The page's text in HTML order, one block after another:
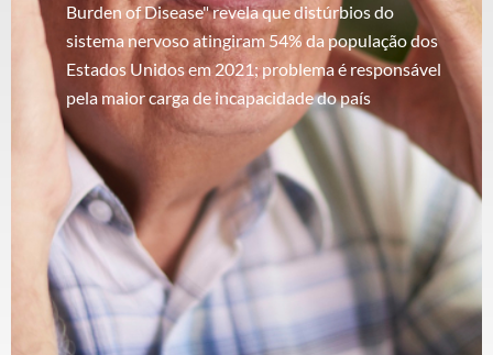
Burden of Disease" revela que distúrbios do
sistema nervoso atingiram 54% da população dos
Estados Unidos em 2021; problema é responsável
pela maior carga de incapacidade do país